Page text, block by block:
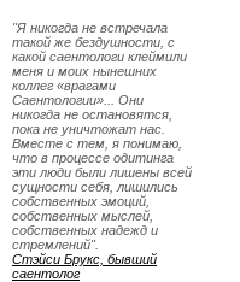
"Я никогда не встречала
такой же бездушности, с
какой саентологи клеймили
меня и моих нынешних
коллег «врагами
Саентологии»... Они
никогда не остановятся,
пока не уничтожат нас.
Вместе с тем, я понимаю,
что в процессе одитинга
эти люди были лишены всей
сущности себя, лишились
собственных эмоций,
собственных мыслей,
собственных надежд и
стремлений".
Стэйси Брукс, бывший
саентолог